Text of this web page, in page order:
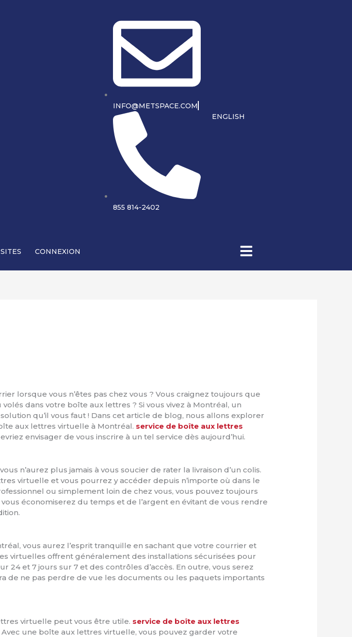
INFO@METSPACE.COM
855 814-2402
ENGLISH
SITES CONNEXION
lorsque vous n’êtes pas chez vous ? Vous craignez toujours que
dans votre boîte aux lettres ? Si vous vivez à Montréal, un
qu’il vous faut ! Dans cet article de blog, nous allons explorer
aux lettres virtuelle à Montréal. service de boîte aux lettres
envisager de vous inscrire à un tel service dès aujourd’hui.
n’aurez plus jamais à vous soucier de rater la livraison d’un colis.
virtuelle et vous pourrez y accéder depuis n’importe où dans le
ou simplement loin de chez vous, vous pouvez toujours
économiserez du temps et de l’argent en évitant de vous rendre
vous aurez l’esprit tranquille en sachant que votre courrier et
virtuelles offrent généralement des installations sécurisées pour
et 7 jours sur 7 et des contrôles d’accès. En outre, vous serez
de ne pas perdre de vue les documents ou les paquets importants
virtuelle peut vous être utile. service de boîte aux lettres
une boîte aux lettres virtuelle, vous pouvez garder votre